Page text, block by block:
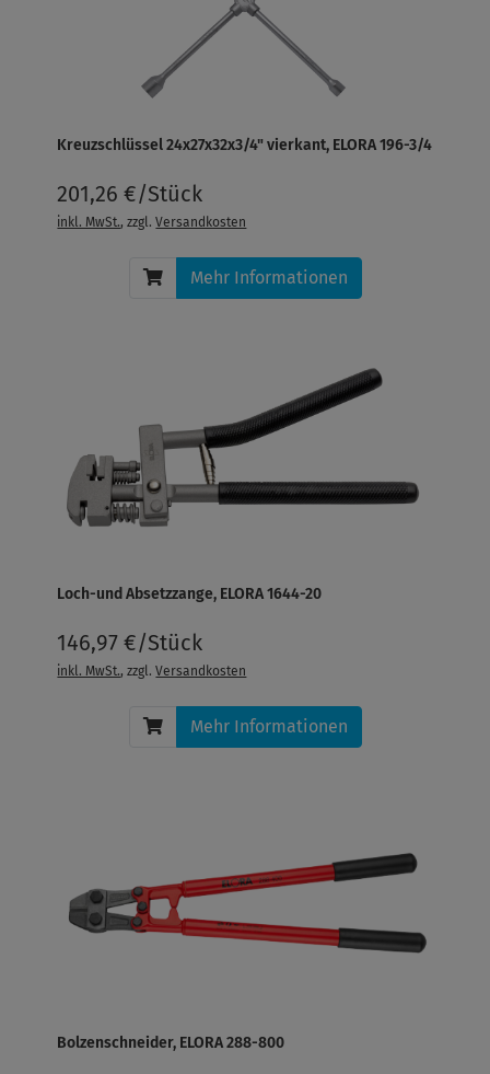
Kreuzschlüssel 24x27x32x3/4" vierkant, ELORA 196-3/4
201,26 €/Stück
inkl. MwSt., zzgl.Versandkosten
Mehr Informationen
Loch-und Absetzzange, ELORA 1644-20
146,97 €/Stück
inkl. MwSt., zzgl.Versandkosten
Mehr Informationen
Bolzenschneider, ELORA 288-800